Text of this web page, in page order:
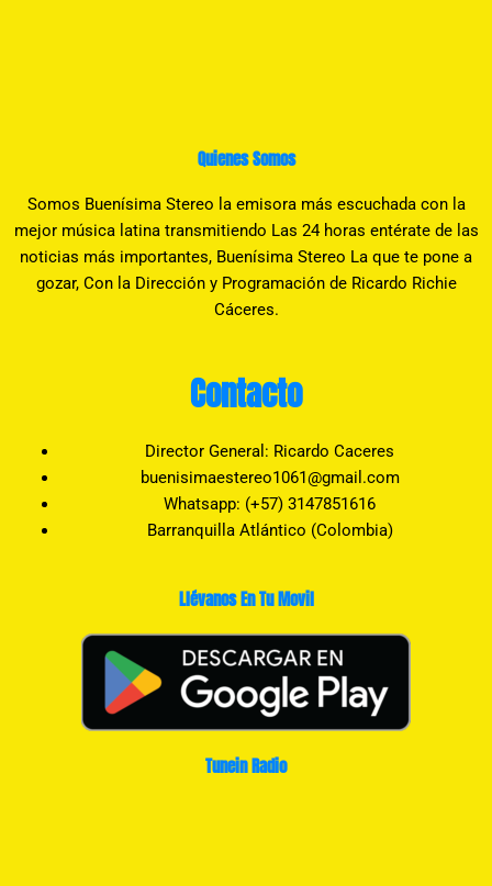
Quienes Somos
Somos Buenísima Stereo la emisora más escuchada con la
mejor música latina transmitiendo Las 24 horas entérate de las
noticias más importantes, Buenísima Stereo La que te pone a
gozar, Con la Dirección y Programación de Ricardo Richie
Cáceres.
Contacto
Director General: Ricardo Caceres
buenisimaestereo1061@gmail.com
Whatsapp: (+57) 3147851616
Barranquilla Atlántico (Colombia)
Llévanos En Tu Movil
Tunein Radio